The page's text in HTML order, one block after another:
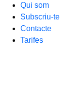
Qui som
Subscriu-te
Contacte
Tarifes